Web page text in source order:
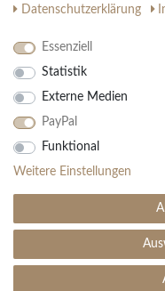
AGB
Ihre Vorteile
30 Tage
Große Auswahl
Kauf auf Rechnung
Einfache
© Copyright 2026 | Alle Rechte
Daten­schutz­erklärung
Essenziell
Statistik
Externe Medien
PayPal
Funktional
Weitere Einstellungen
SEHR GUT (4.99 /